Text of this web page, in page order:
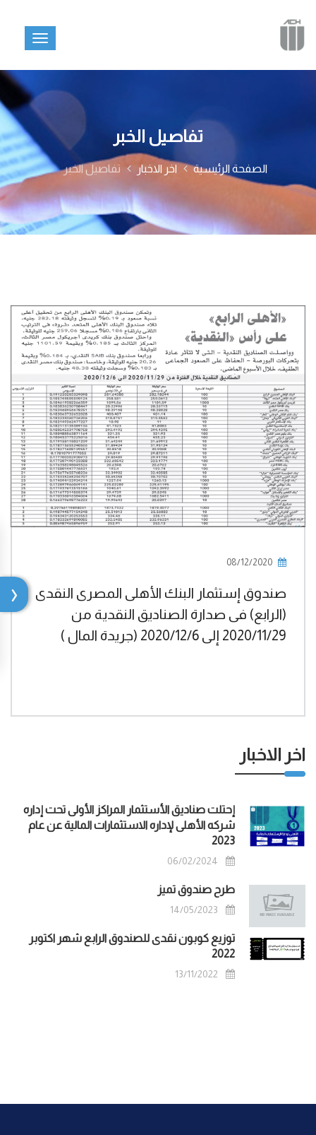
تفاصيل الخبر
الصفحة الرئيسية اخر الاخبار تفاصيل الخبر
08/12/2020
صندوق إستثمار البنك الأهلى المصرى النقدى
(الرابع) فى صدارة الصناديق النقدية من
2020/11/29 إلى 2020/12/6 (جريدة المال )
اخر الاخبار
إحتلت صناديق الأستثمار المراكز الأولى تحت إداره
شركه الأهلى لإداره الاستثمارات المالية عن عام
2023
06/02/2024
طرح صندوق تميز
14/05/2023
توزيع كوبون نقدى للصندوق الرابع شهر اكتوبر
2022
13/11/2022